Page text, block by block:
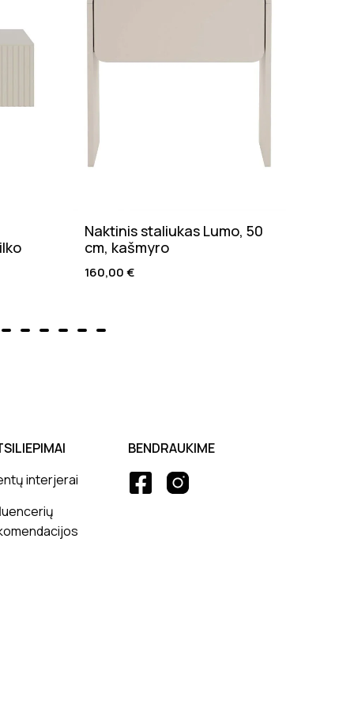
Naktinis staliukas Lumo, 50
cm, kašmyro
160,00€
interjerai
BENDRAUKIME